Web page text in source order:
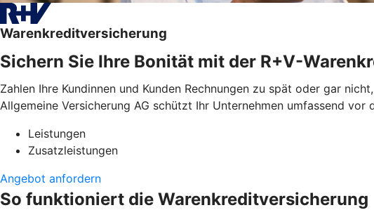
Warenkreditversicherung
Sichern Sie Ihre Bonität mit der R+V-
Zahlen Ihre Kundinnen und Kunden Rechnungen zu spät oder gar
Allgemeine Versicherung AG schützt Ihr Unternehmen umfassend vor
Leistungen
Zusatzleistungen
Angebot anfordern
So funktioniert die Warenkreditversicherung